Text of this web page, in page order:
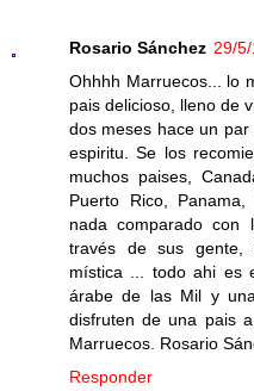
Rosario Sánchez 29/
Ohhhh Marruecos... lo
pais delicioso, lleno de
dos meses hace un
espiritu. Se los
muchos paises,
Puerto Rico,
nada comparado
través de sus gente,
mística ... todo ahi es
árabe de las Mil y
disfruten de una pais
Marruecos. Rosario
Responder